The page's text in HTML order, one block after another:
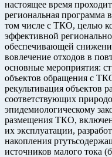
настоящее время
региональная программа
том числе с ТКО, целью
эффективной
обеспечивающей
вовлечение отходов в
основные мероприятия:
объектов обращения с
рекультивация объектов
соответствующих
эпидемиологическому
размещения ТКО,
их эксплуатации,
накопления
источников малого тока